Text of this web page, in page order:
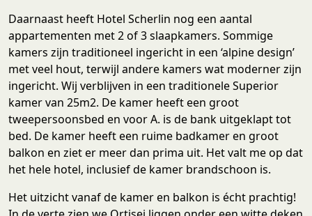
Daarnaast heeft Hotel Scherlin nog een aantal
appartementen met 2 of 3 slaapkamers. Sommige
kamers zijn traditioneel ingericht in een ‘alpine design’
met veel hout, terwijl andere kamers wat moderner zijn
ingericht. Wij verblijven in een traditionele Superior
kamer van 25m2. De kamer heeft een groot
tweepersoonsbed en voor A. is de bank uitgeklapt tot
bed. De kamer heeft een ruime badkamer en groot
balkon en ziet er meer dan prima uit. Het valt me op dat
het hele hotel, inclusief de kamer brandschoon is.
Het uitzicht vanaf de kamer en balkon is écht prachtig!